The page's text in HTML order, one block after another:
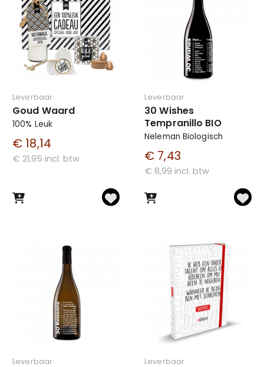
Leverbaar
Goud Waard
100% Leuk
€ 18,14
€ 21,95 incl. btw
Leverbaar
30 Wishes
Tempranillo BIO
Neleman Biologisch
€ 7,43
€ 8,99 incl. btw
Leverbaar Leverbaar